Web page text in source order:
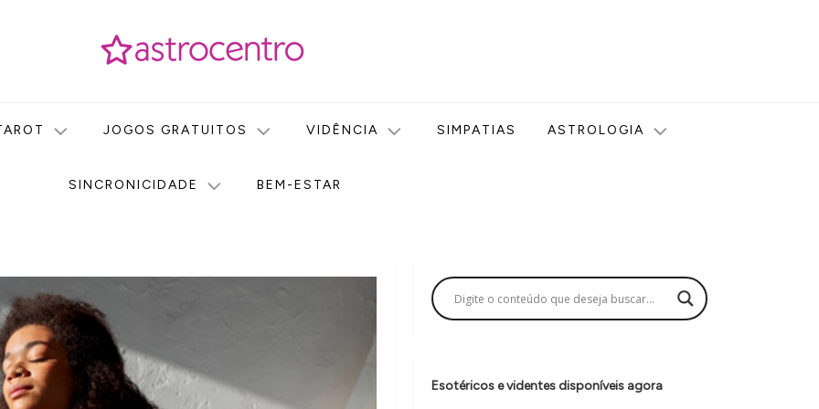
JOGOS GRATUITOS VIDÊNCIA SIMPATIAS ASTROLOGIA
SINCRONICIDADE BEM-ESTAR
Esotéricos e videntes disponíveis agora